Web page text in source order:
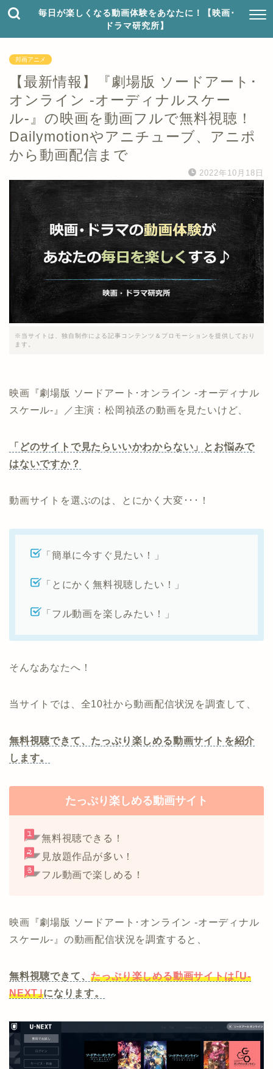
毎日が楽しくなる動画体験をあなたに！【映画･
ドラマ研究所】
邦画アニメ
【最新情報】『劇場版 ソードアート･
オンライン -オーディナルスケー
ル-』の映画を動画フルで無料視聴！
Dailymotionやアニチューブ、アニポ
から動画配信まで
2022年10月18日
※当サイトは、独自制作による記事コンテンツ＆プロモーションを提供しており
ます。
映画『劇場版 ソードアート･オンライン -オーディナル
スケール-』／主演：松岡禎丞の動画を見たいけど、
「どのサイトで見たらいいかわからない」とお悩みで
はないですか？
動画サイトを選ぶのは、とにかく大変･･･！
「簡単に今すぐ見たい！」
「とにかく無料視聴したい！」
「フル動画を楽しみたい！」
そんなあなたへ！
当サイトでは、全10社から動画配信状況を調査して、
無料視聴できて、たっぷり楽しめる動画サイトを紹介
します。
たっぷり楽しめる動画サイト
無料視聴できる！
見放題作品が多い！
フル動画で楽しめる！
映画『劇場版 ソードアート･オンライン -オーディナル
スケール-』の動画配信状況を調査すると、
無料視聴できて、たっぷり楽しめる動画サイトは｢U-
NEXT｣になります。